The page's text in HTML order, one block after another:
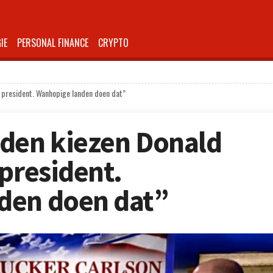
PERSONAL FINANCE CRYPTO
Wanhopige landen doen dat”
kiezen Donald
doen dat”